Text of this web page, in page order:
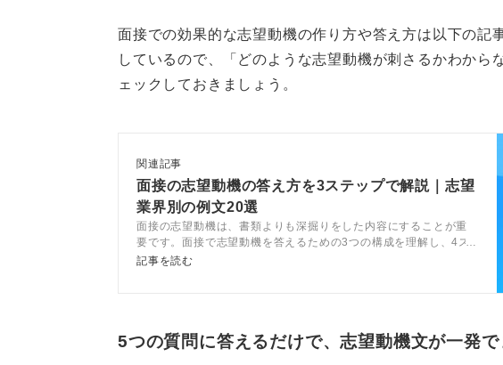
現場をサポートすることへの魅力に加え、多様な関
ジェクトを成功に導きたいという意欲を示すことで
機となるでしょう。
面接での効果的な志望動機の作り方や答え方は以下の記
しているので、「どのような志望動機が刺さるかわから
ェックしておきましょう。
関連記事
面接の志望動機の答え方を3ステップで解説｜志望
業界別の例文20選
面接の志望動機は、書類よりも深掘りをした内容にすることが重
要です。面接で志望動機を答えるための3つの構成を理解し、4ス
テップで面接の志望動機を考えましょう。回答例文や伝え方のコ
記事を読む
5つの質問に答えるだけで、志望動機文が一発